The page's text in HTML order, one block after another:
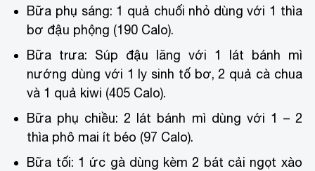
Bữa phụ sáng: 1 quả chuối nhỏ dùng với 1 thìa
bơ đậu phộng (190 Calo).
Bữa trưa: Súp đậu lăng với 1 lát bánh mì
nướng dùng với 1 ly sinh tố bơ, 2 quả cà chua
và 1 quả kiwi (405 Calo).
Bữa phụ chiều: 2 lát bánh mì dùng với 1 – 2
thìa phô mai ít béo (97 Calo).
Bữa tối: 1 ức gà dùng kèm 2 bát cải ngọt xào